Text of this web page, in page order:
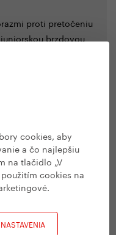
cookies, aby
a čo najlepšiu
na tlačidlo „V
cookies na
.
proti pretočeniu
brzdovou
a pneumatikách
ale jeho váha sa
bezpečnosť či
juniorskou brzdovou
ako sú dorazy proti